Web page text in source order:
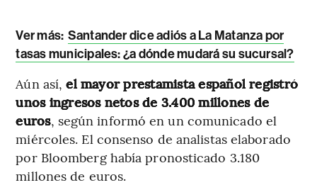
Ver más: Santander dice adiós a La Matanza por
tasas municipales: ¿a dónde mudará su sucursal?
Aún así,el mayor prestamista español registró
unos ingresos netos de 3.400 millones de
euros, según informó en un comunicado el
miércoles. El consenso de analistas elaborado
por Bloomberg había pronosticado 3.180
millones de euros.